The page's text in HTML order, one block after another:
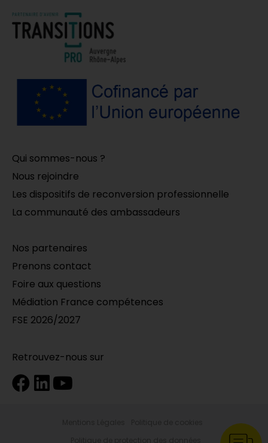
Qui sommes-nous ?
Nous rejoindre
Les dispositifs de reconversion professionnelle
La communauté des ambassadeurs
Nos partenaires
Prenons contact
Foire aux questions
Médiation France compétences
FSE 2026/2027
Retrouvez-nous sur